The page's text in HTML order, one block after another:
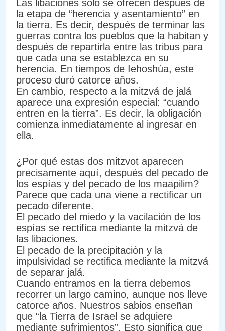
Las libaciones sólo se ofrecen después de
la etapa de “herencia y asentamiento” en
la tierra. Es decir, después de terminar las
guerras contra los pueblos que la habitan y
después de repartirla entre las tribus para
que cada una se establezca en su
herencia. En tiempos de Iehoshúa, este
proceso duró catorce años.
En cambio, respecto a la mitzvá de jalá
aparece una expresión especial: “cuando
entren en la tierra”. Es decir, la obligación
comienza inmediatamente al ingresar en
ella.
¿Por qué estas dos mitzvot aparecen
precisamente aquí, después del pecado de
los espías y del pecado de los maapilim?
Parece que cada una viene a rectificar un
pecado diferente.
El pecado del miedo y la vacilación de los
espías se rectifica mediante la mitzvá de
las libaciones.
El pecado de la precipitación y la
impulsividad se rectifica mediante la mitzvá
de separar jalá.
Cuando entramos en la tierra debemos
recorrer un largo camino, aunque nos lleve
catorce años. Nuestros sabios enseñan
que “la Tierra de Israel se adquiere
mediante sufrimientos”. Esto significa que